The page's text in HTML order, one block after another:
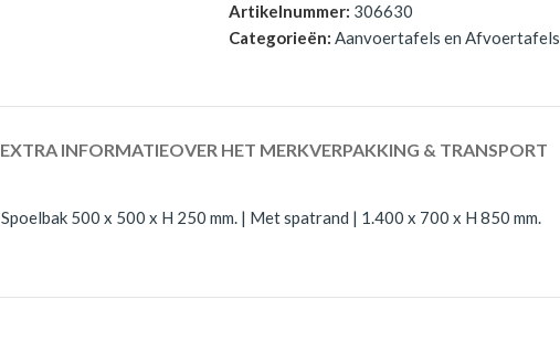
Artikelnummer: 306630
Categorieën: Aanvoertafels en Afvoertafels
EXTRA INFORMATIEOVER HET MERKVERPAKKING & TRANSPORT
500 x 500 x H 250 mm. | Met spatrand | 1.400 x 700 x H 850 mm.